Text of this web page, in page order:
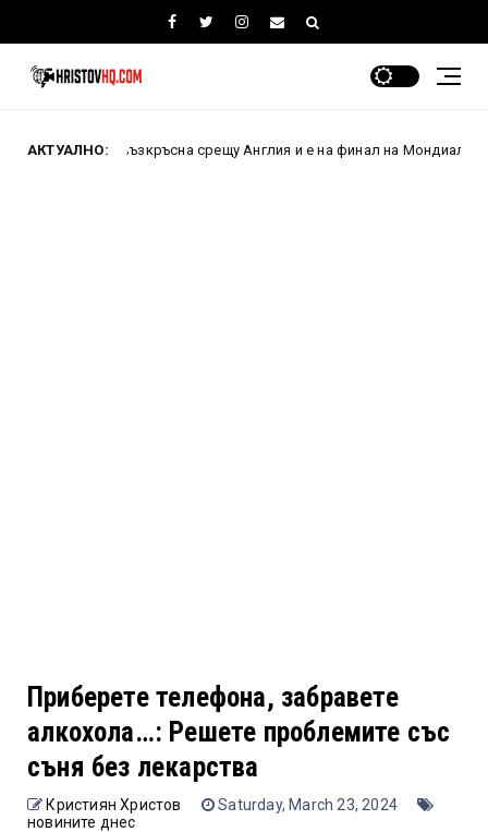
АКТУАЛНО:
възкръсна срещу Англия и е на финал на Мондиал 2026 след
Приберете телефона, забравете
алкохола…: Решете проблемите със
съня без лекарства
Кристиян Христов
Saturday, March 23, 2024
новините днес